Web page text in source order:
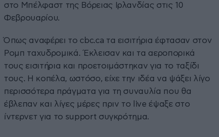
στο Μπέλφαστ της Βόρειας Ιρλανδίας στις 10
Φεβρουαρίου.
Όπως αναφέρει το cbc.ca τα εισιτήρια έφτασαν στον
Ρομπ ταχυδρομικά. Έκλεισαν και τα αεροπορικά
τους εισιτήρια και προετοιμάστηκαν για το ταξίδι
τους. Η κοπέλα, ωστόσο, είχε την ιδέα να ψάξει λίγο
περισσότερα πράγματα για τη συναυλία που θα
έβλεπαν και λίγες μέρες πριν το live έψαξε στο
ίντερνετ για το support συγκρότημα.